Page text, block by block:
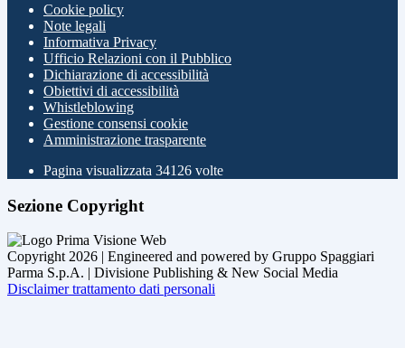
Cookie policy
Note legali
Informativa Privacy
Ufficio Relazioni con il Pubblico
Dichiarazione di accessibilità
Obiettivi di accessibilità
Whistleblowing
Gestione consensi cookie
Amministrazione trasparente
Pagina visualizzata 34126 volte
Sezione Copyright
Copyright 2026 | Engineered and powered by Gruppo Spaggiari
Parma S.p.A. | Divisione Publishing & New Social Media
Disclaimer trattamento dati personali